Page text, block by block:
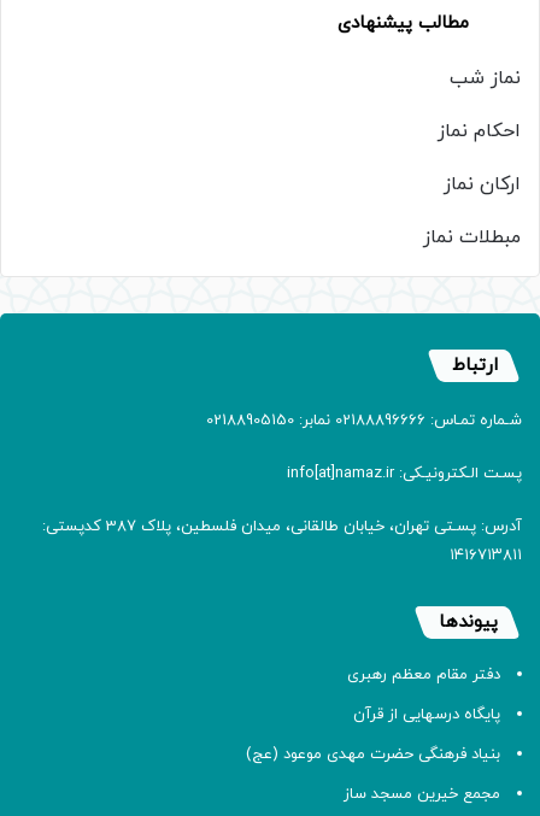
مطالب پیشنهادی
نماز شب
احکام نماز
ارکان نماز
مبطلات نماز
ارتباط
شـماره تمـاس: 02188896666 نمابر: 02188905150
پسـت الـکترونیـکی: info[at]namaz.ir
آدرس: پسـتی تهران، خیابان طالقانی، میدان فلسطین، پلاک 387 کدپستی:
۱۴۱۶۷۱۳۸۱۱
پیوندها
دفتر مقام معظم رهبری
پایگاه درسهایی از قرآن
بنیاد فرهنگی حضرت مهدی موعود (عج)
مجمع خیرین مسجد ساز